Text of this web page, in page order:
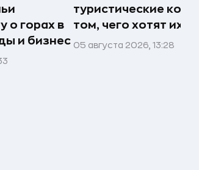
о горах в
и бизнес
туристические
том, чего хотят их
05 августа 2026, 13:28